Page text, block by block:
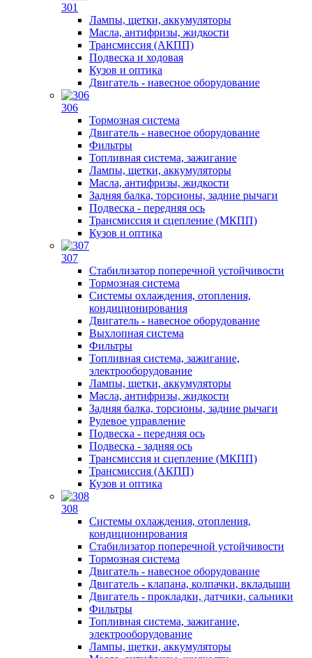
301
Лампы, щетки, аккумуляторы
Масла, антифризы, жидкости
Трансмиссия (АКПП)
Подвеска и ходовая
Кузов и оптика
Двигатель - навесное оборудование
306
Тормозная система
Двигатель - навесное оборудование
Фильтры
Топливная система, зажигание
Лампы, щетки, аккумуляторы
Масла, антифризы, жидкости
Задняя балка, торсионы, задние рычаги
Подвеска - передняя ось
Трансмиссия и сцепление (МКПП)
Кузов и оптика
307
Стабилизатор поперечной устойчивости
Тормозная система
Системы охлаждения, отопления,
кондиционирования
Двигатель - навесное оборудование
Выхлопная система
Фильтры
Топливная система, зажигание,
электрооборудование
Лампы, щетки, аккумуляторы
Масла, антифризы, жидкости
Задняя балка, торсионы, задние рычаги
Рулевое управление
Подвеска - передняя ось
Подвеска - задняя ось
Трансмиссия и сцепление (МКПП)
Трансмиссия (АКПП)
Кузов и оптика
308
Системы охлаждения, отопления,
кондиционирования
Стабилизатор поперечной устойчивости
Тормозная система
Двигатель - навесное оборудование
Двигатель - клапана, колпачки, вкладыши
Двигатель - прокладки, датчики, сальники
Фильтры
Топливная система, зажигание,
электрооборудование
Лампы, щетки, аккумуляторы